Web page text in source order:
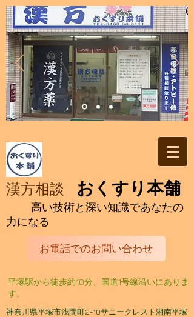
漢方相談 おくすり本舗
高い技術と深い知識であなたの
力になる
お電話でのお問い合わせ
​平塚駅から徒歩約10分、国道1号線沿いにありま
す。
神奈川県平塚市浅間町2-10サニークレスト湘南平塚